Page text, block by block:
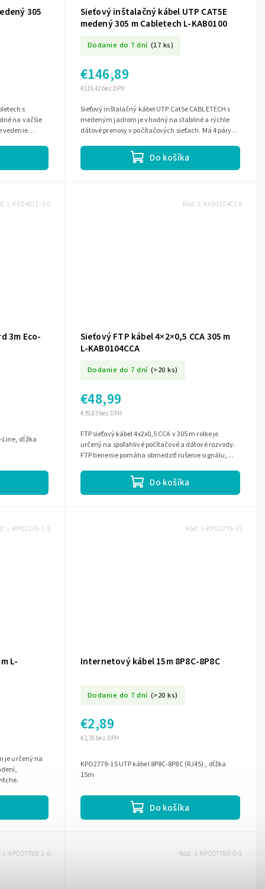
305
s
na väčšie
vedenie
Sieťový inštalačný kábel UTP CAT5E
medený 305 m Cabletech L-KAB0100
Dodanie do 7 dní (17 ks)
€119,42 bez DPH
€146,89
Do košíka
Sieťový inštalačný kábel UTP Cat5e CABLETECH s
medeným jadrom je vhodný na stabilné a rýchle
dátové prenosy v počítačových sieťach. Má 4 páry,
3m Eco-
L-KPO4011-3-0
Sieťový FTP kábel 4×2×0,5 CCA 305 m
L-KAB0104CCA
Dodanie do 7 dní (>20 ks)
€39,83 bez DPH
€48,99
Do košíka
FTP sieťový kábel 4x2x0,5 CCA v 305 m rolke je
určený na spoľahlivé počítačové a dátové rozvody.
FTP tienenie pomáha obmedziť rušenie signálu,
Kód: L-KAB0104CCA
L-
je určený na
L-KPO2779-1-5
Internetový kábel 15m 8P8C-8P8C
Dodanie do 7 dní (>20 ks)
€2,35 bez DPH
€2,89
Do košíka
KPO2779-15 UTP kábel 8P8C-8P8C (RJ45) , dĺžka
15m
Kód: L-KPO2779-15
L-KPO2778B-1-0 Kód: L-KPO2778D-0-5